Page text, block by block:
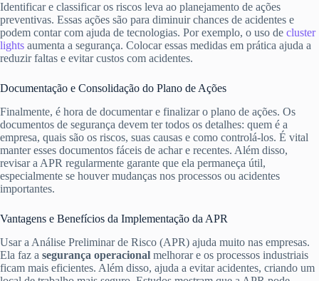
Identificar e classificar os riscos leva ao planejamento de ações
preventivas. Essas ações são para diminuir chances de acidentes e
podem contar com ajuda de tecnologias. Por exemplo, o uso de cluster
lights aumenta a segurança. Colocar essas medidas em prática ajuda a
reduzir faltas e evitar custos com acidentes.
Documentação e Consolidação do Plano de Ações
Finalmente, é hora de documentar e finalizar o plano de ações. Os
documentos de segurança devem ter todos os detalhes: quem é a
empresa, quais são os riscos, suas causas e como controlá-los. É vital
manter esses documentos fáceis de achar e recentes. Além disso,
revisar a APR regularmente garante que ela permaneça útil,
especialmente se houver mudanças nos processos ou acidentes
importantes.
Vantagens e Benefícios da Implementação da APR
Usar a Análise Preliminar de Risco (APR) ajuda muito nas empresas.
Ela faz a segurança operacional melhorar e os processos industriais
ficam mais eficientes. Além disso, ajuda a evitar acidentes, criando um